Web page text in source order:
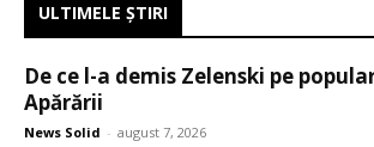
ULTIMELE ŞTIRI
De ce l-a demis Zelenski pe
Apărării
News Solid - august 7, 2026